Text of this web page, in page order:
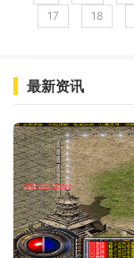
17
18
最新资讯